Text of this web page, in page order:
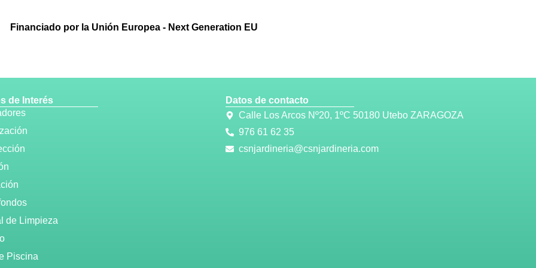
Financiado por la Unión Europea - Next Generation EU
de Interés
de Limpieza
Piscina
Datos de contacto
Calle Los Arcos Nº20, 1ºC 50180 Utebo ZARAGOZA
976 61 62 35
csnjardineria@csnjardineria.com